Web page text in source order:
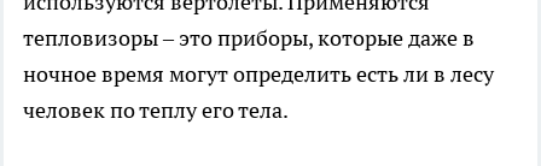
тепловизоры – это приборы, которые даже в
ночное время могут определить есть ли в лесу
человек по теплу его тела.